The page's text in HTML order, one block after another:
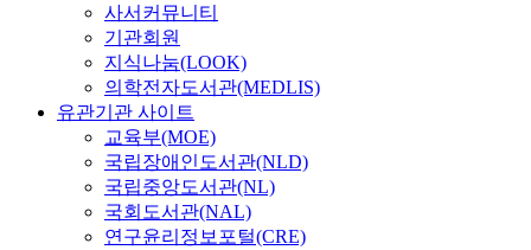
사서커뮤니티
기관회원
지식나눔(LOOK)
의학전자도서관(MEDLIS)
유관기관 사이트
교육부(MOE)
국립장애인도서관(NLD)
국립중앙도서관(NL)
국회도서관(NAL)
연구윤리정보포털(CRE)